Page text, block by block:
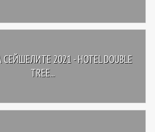
2021 - HOTEL DOUBLE
TREE...